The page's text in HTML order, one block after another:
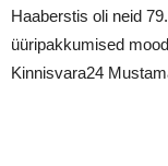
Haaberstis oli neid
üüripakkumised
Kinnisvara24